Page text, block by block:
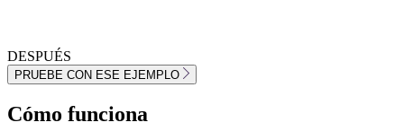
DESPUÉS
PRUEBE CON ESE EJEMPLO
Cómo funciona